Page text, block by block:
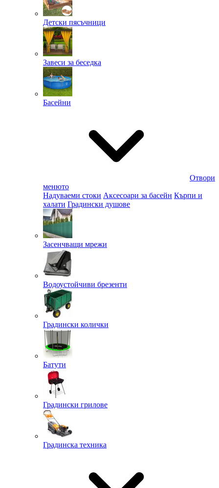
Детски пясъчници
Завеси за беседка
Басейни
Отвори
менюто
Надуваеми стоки Аксесоари за басейн Кърпи и
халати Градински душове
Засенчващи мрежи
Водоустойчиви брезенти
Градински колички
Батути
Градински грилове
Градинска техника